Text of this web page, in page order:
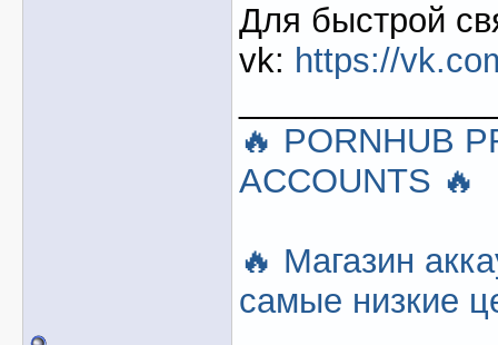
Для быстрой
vk: https://
🔥 PORNHUB
ACCOUNTS 🔥
🔥 Магазин
самые низкие